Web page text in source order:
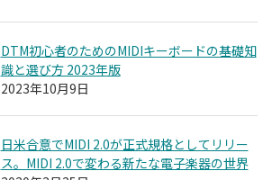
DTM初心者のためのMIDIキーボードの基礎知
識と選び方 2023年版
2023年10月9日
日米合意でMIDI 2.0が正式規格としてリリー
ス。MIDI 2.0で変わる新たな電子楽器の世界